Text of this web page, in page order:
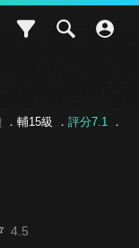
輔15級 ． 評分7.1．
4.5